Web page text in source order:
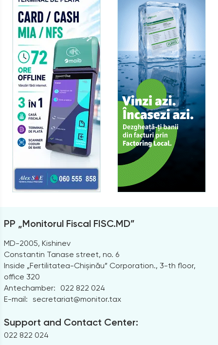
PP „Monitorul Fiscal FISC.MD”
MD-2005, Kishinev
Constantin Tanase street, no. 6
Inside „Fertilitatea-Chișinău” Corporation., 3-th floor,
office 320
Antechamber:
022 822 024
E-mail: secretariat@monitor.tax
Support and Contact Center:
022 822 024